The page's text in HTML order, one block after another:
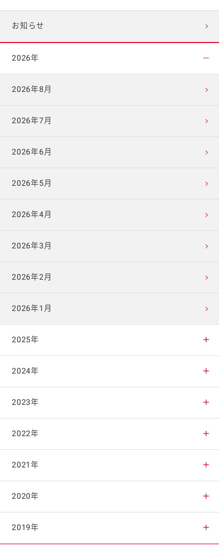
お知らせ
2026年
2026年8月
2026年7月
2026年6月
2026年5月
2026年4月
2026年3月
2026年2月
2026年1月
2025年
2025年12月
2025年11月
2025年10月
2025年9月
2025年8月
2025年7月
2024年
2024年12月
2024年11月
2024年10月
2024年9月
2024年8月
2023年
2023年12月
2023年11月
2023年10月
2023年9月
2022年
2022年12月
2022年11月
2022年10月
2021年
2021年12月
2021年11月
2020年
2020年12月
2019年